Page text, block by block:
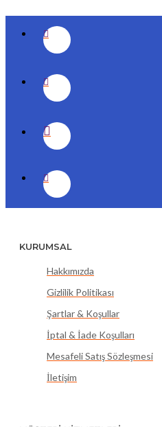
KURUMSAL
Hakkımızda
Gizlilik Politikası
Şartlar & Koşullar
İptal & İade Koşulları
Mesafeli Satış Sözleşmesi
İletişim